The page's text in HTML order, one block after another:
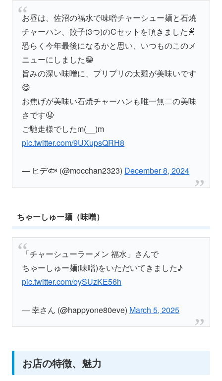
お昼は、佐沼の福水で味噌チャーシュー麺と石焼
チャーハン、餃子(3つ)のCセットを頂きました🍜
恐らく今年最後になるかと思い、いつものこのメ
ニューにしました😁
旨みの深い味噌に、プリプリの太麺が美味いです
😋
お焦げが美味い石焼チャーハンも唯一無二の美味
さです🤤
ご馳走様でしたm(__)m
pic.twitter.com/9UXupsQRH8
— ヒデ🐟️ (@mocchan2323) December 8, 2024
ちゃーしゅー麺（味噌）
「チャーシューラーメン 福水」さんで
ちゃーしゅー麺(味噌)をいただいてきました♪
pic.twitter.com/oySUzKE56h
— 幸さん (@happyone80eve) March 5, 2025
お店の特徴、魅力